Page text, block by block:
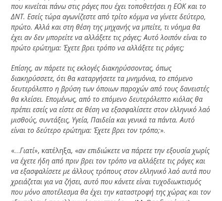
που κινείται πάνω στις ράγες που έχει τοποθετήσει η ΕΟΚ και το
ΔΝΤ. Εσείς τώρα αγωνίζεστε από τρίτο κόμμα να γίνετε δεύτερο,
πρώτο. Αλλά και στη θέση της μηχανής να μπείτε, τι νόημα θα
έχει αν δεν μπορείτε να αλλάξετε τις ράγες; Αυτό λοιπόν είναι το
πρώτο ερώτημα: Έχετε βρει τρόπο να αλλάξετε τις ράγες;
Επίσης, αν πάρετε τις εκλογές διακηρύσσοντας, όπως
διακηρύσσετε, ότι θα καταργήσετε τα μνημόνια, το επόμενο
δευτερόλεπτο η βρύση των όποιων παροχών από τους δανειστές
θα κλείσει. Επομένως, από το επόμενο δευτερόλεπτο κιόλας θα
πρέπει εσείς να είστε σε θέση να εξασφαλίσετε στον ελληνικό λαό
μισθούς, συντάξεις, Υγεία, Παιδεία και γενικά τα πάντα. Αυτό
είναι το δεύτερο ερώτημα: Έχετε βρει τον τρόπο;».
«…Γιατί», κατέληξα, «αν επιδιώκετε να πάρετε την εξουσία χωρίς
να έχετε ήδη από πριν βρει τον τρόπο να αλλάξετε τις ράγες και
να εξασφαλίσετε με άλλους τρόπους στον ελληνικό λαό αυτά που
χρειάζεται για να ζήσει, αυτό που κάνετε είναι τυχοδιωκτισμός
που μόνο αποτέλεσμα θα έχει την καταστροφή της χώρας και τον